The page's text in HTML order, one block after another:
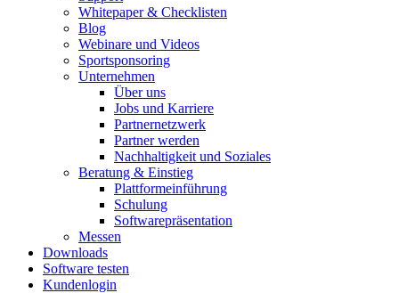
Whitepaper & Checklisten
Blog
Webinare und Videos
Sportsponsoring
Unternehmen
Über uns
Jobs und Karriere
Partnernetzwerk
Partner werden
Nachhaltigkeit und Soziales
Beratung & Einstieg
Plattformeinführung
Schulung
Softwarepräsentation
Messen
Downloads
Software testen
Kundenlogin